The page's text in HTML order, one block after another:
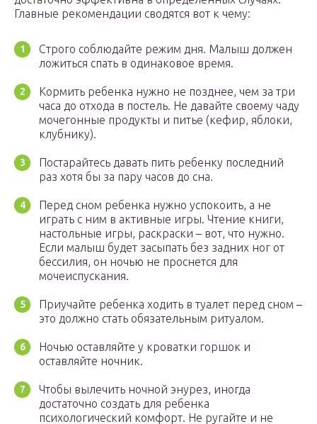
Главные рекомендации сводятся вот к чему:
Строго соблюдайте режим дня. Малыш должен
ложиться спать в одинаковое время.
Кормить ребенка нужно не позднее, чем за три
часа до отхода в постель. Не давайте своему чаду
мочегонные продукты и питье (кефир, яблоки,
клубнику).
Постарайтесь давать пить ребенку последний
раз хотя бы за пару часов до сна.
Перед сном ребенка нужно успокоить, а не
играть с ним в активные игры. Чтение книги,
настольные игры, раскраски – вот, что нужно.
Если малыш будет засыпать без задних ног от
бессилия, он ночью не проснется для
мочеиспускания.
Приучайте ребенка ходить в туалет перед сном –
это должно стать обязательным ритуалом.
Ночью оставляйте у кроватки горшок и
оставляйте ночник.
Чтобы вылечить ночной энурез, иногда
достаточно создать для ребенка
психологический комфорт. Не ругайте и не